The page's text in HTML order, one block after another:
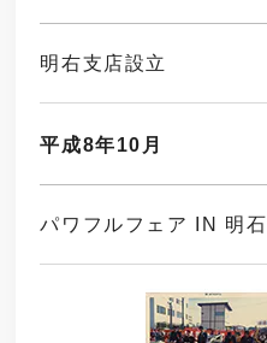
明右支店設立
平成8年10月
パワフルフェア IN 明石